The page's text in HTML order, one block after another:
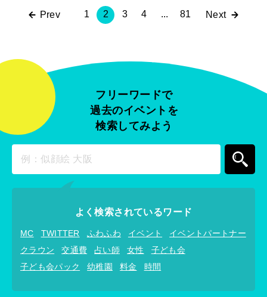
Prev 1 2 3 4 ... 81 Next
フリーワードで
過去のイベントを
検索してみよう
よく検索されているワード
MC TWITTER ふわふわ イベント
イベントパートナー
クラウン
交通費 占い師 女性
子ども会
子ども会パック
幼稚園 料金 時間